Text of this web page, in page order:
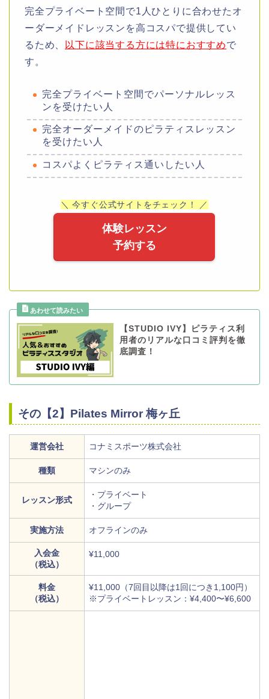
完全プライベート空間で1人ひとりに合わせたオ
ーダーメイドレッスンを高コスパで提供してい
るため、
以下に該当する方には特におすすめで
す。
完全プライベート空間でパーソナルレッス
ンを受けたい人
完全オーダーメイドのピラティスレッスン
を受けたい人
コスパよくピラティス通いしたい人
＼ 今すぐ公式サイトをチェック！ ／
体験レッスン
予約する
【STUDIO IVY】ピラティス利
用者のリアルな口コミ評判を徹
底調査！
その【2】Pilates Mirror 梅ヶ丘
運営会社 コナミスポーツ株式会社
種類 マシンのみ
レッスン形式
・プライベート
・グループ
実施方法 オフラインのみ
入会金
（税込）
¥11,000
料金
（税込）
¥11,000（7回目以降は1回につき1,100円）
※プライベートレッスン：¥4,400〜¥6,600